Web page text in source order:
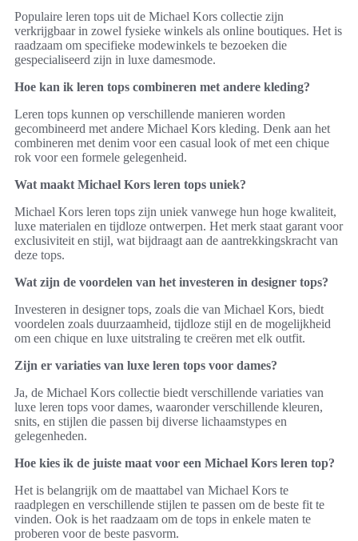
Populaire leren tops uit de Michael Kors collectie zijn
verkrijgbaar in zowel fysieke winkels als online boutiques. Het is
raadzaam om specifieke modewinkels te bezoeken die
gespecialiseerd zijn in luxe damesmode.
Hoe kan ik leren tops combineren met andere kleding?
Leren tops kunnen op verschillende manieren worden
gecombineerd met andere Michael Kors kleding. Denk aan het
combineren met denim voor een casual look of met een chique
rok voor een formele gelegenheid.
Wat maakt Michael Kors leren tops uniek?
Michael Kors leren tops zijn uniek vanwege hun hoge kwaliteit,
luxe materialen en tijdloze ontwerpen. Het merk staat garant voor
exclusiviteit en stijl, wat bijdraagt aan de aantrekkingskracht van
deze tops.
Wat zijn de voordelen van het investeren in designer tops?
Investeren in designer tops, zoals die van Michael Kors, biedt
voordelen zoals duurzaamheid, tijdloze stijl en de mogelijkheid
om een chique en luxe uitstraling te creëren met elk outfit.
Zijn er variaties van luxe leren tops voor dames?
Ja, de Michael Kors collectie biedt verschillende variaties van
luxe leren tops voor dames, waaronder verschillende kleuren,
snits, en stijlen die passen bij diverse lichaamstypes en
gelegenheden.
Hoe kies ik de juiste maat voor een Michael Kors leren top?
Het is belangrijk om de maattabel van Michael Kors te
raadplegen en verschillende stijlen te passen om de beste fit te
vinden. Ook is het raadzaam om de tops in enkele maten te
proberen voor de beste pasvorm.